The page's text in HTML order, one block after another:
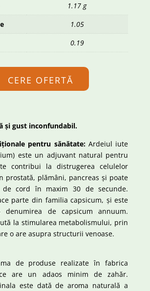
1.17 g
1.05
0.19
CERE OFERTĂ
și gust inconfundabil.
pentru sănătate:Ardeiul iute
este un adjuvant natural pentru
contribui la distrugerea celulelor
prostată, plămâni, pancreas și poate
cord în maxim 30 de secunde.
parte din familia capsicum, și este
denumirea de capsicum annuum.
la stimularea metabolismului, prin
o are asupra structurii venoase.
de produse realizate în fabrica
are un adaos minim de zahăr.
este dată de aroma naturală a